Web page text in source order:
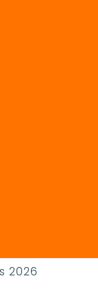
2026